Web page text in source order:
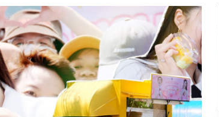
อาจคุ้นเคยกับการเคี้ยวใบสด หรือนำใบมาต้ม แต่ในสหรัฐฯ วิธี
ปซูล ข้อมูลจากสมาคมพืชกระท่อมแห่งอเมริกา (American
การปกป้องสิทธิการบริโภคพืชกระท่อมอย่างปลอดภัยเปิด
ราว 3 ล้านคน ทั้งนี้ทั้งนั้น ในแต่ละรัฐก็มีมาตรการควบคุมที่
ดให้พืชกระท่อมเป็นสิ่งต้องห้าม อย่างไรก็ดี สำนักงานคณะ
ระบุว่าสมุนไพรกระท่อมเป็น ‘ยาที่น่ากังวล’ โดยอ้างถึง
การชัก เป็นพิษต่อตับ ง่วงซึม สับสน อาเจียน หัวใจเต้นเร็ว
พืชกระท่อม ซึ่งอาจออกฤทธิ์คล้ายยาเสพติดชนิดอื่นได้ โดยทุก
ข้างคลุมเครือในอเมริกา และแพทย์ผู้เชี่ยวชาญบางราย